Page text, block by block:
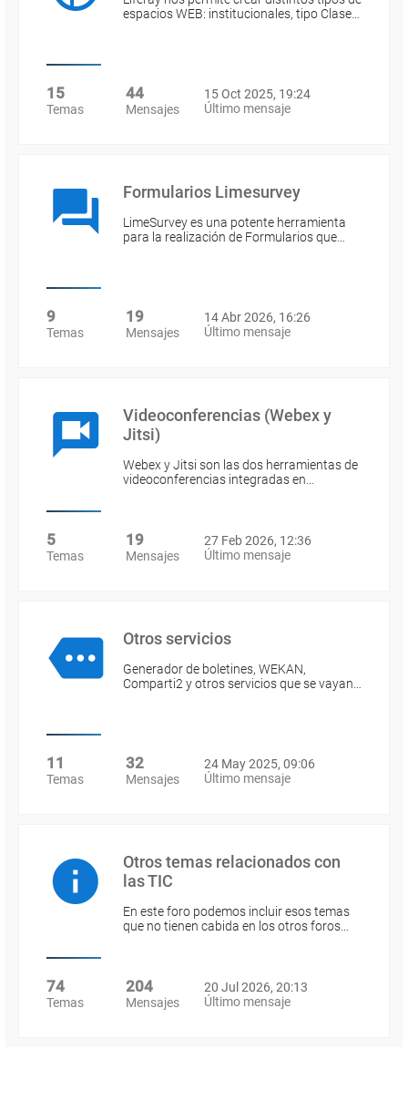
espacios WEB: institucionales, tipo Clase…
15
Temas
44
Mensajes
15 Oct 2025, 19:24
Último mensaje
Formularios Limesurvey
LimeSurvey es una potente herramienta
para la realización de Formularios que…
9
Temas
19
Mensajes
14 Abr 2026, 16:26
Último mensaje
Videoconferencias (Webex y
Jitsi)
Webex y Jitsi son las dos herramientas de
videoconferencias integradas en…
5
Temas
19
Mensajes
27 Feb 2026, 12:36
Último mensaje
Otros servicios
Generador de boletines, WEKAN,
Comparti2 y otros servicios que se vayan…
11
Temas
32
Mensajes
24 May 2025, 09:06
Último mensaje
Otros temas relacionados con
las TIC
En este foro podemos incluir esos temas
que no tienen cabida en los otros foros…
74
Temas
204
Mensajes
20 Jul 2026, 20:13
Último mensaje